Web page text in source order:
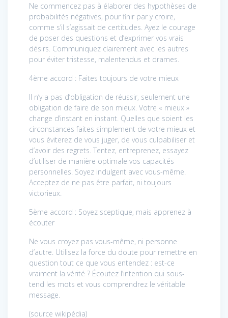
Ne commencez pas à élaborer des hypothèses de
probabilités négatives, pour finir par y croire,
comme s’il s’agissait de certitudes. Ayez le courage
de poser des questions et d’exprimer vos vrais
désirs. Communiquez clairement avec les autres
pour éviter tristesse, malentendus et drames.
4ème accord : Faites toujours de votre mieux
Il n’y a pas d’obligation de réussir, seulement une
obligation de faire de son mieux. Votre « mieux »
change d’instant en instant. Quelles que soient les
circonstances faites simplement de votre mieux et
vous éviterez de vous juger, de vous culpabiliser et
d’avoir des regrets. Tentez, entreprenez, essayez
d’utiliser de manière optimale vos capacités
personnelles. Soyez indulgent avec vous-même.
Acceptez de ne pas être parfait, ni toujours
victorieux.
5ème accord : Soyez sceptique, mais apprenez à
écouter
Ne vous croyez pas vous-même, ni personne
d’autre. Utilisez la force du doute pour remettre en
question tout ce que vous entendez : est-ce
vraiment la vérité ? Écoutez l’intention qui sous-
tend les mots et vous comprendrez le véritable
message.
(source wikipédia)